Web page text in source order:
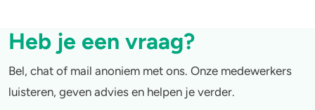
Heb je een vraag?
Bel, chat of mail anoniem met ons. Onze medewerkers
luisteren, geven advies en helpen je verder.